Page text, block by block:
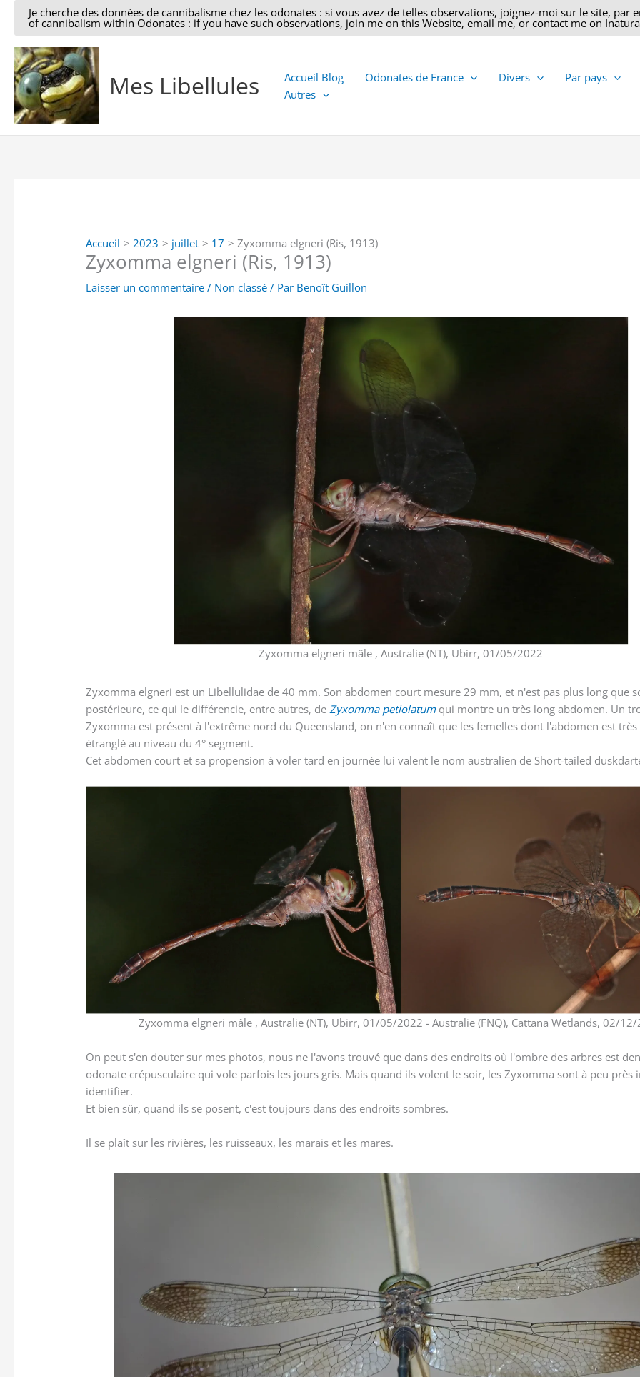
Je cherche des données de cannibalisme chez les odonates : si vous avez de telles observations, joignez-moi sur le site,
of cannibalism within Odonates : if you have such observations, join me on this Website, email me, or contact me on
Mes Libellules Accueil Blog Odonates de France Divers Par pays
Autres
Accueil 2023 juillet 17 Zyxomma elgneri (Ris, 1913)
Zyxomma elgneri (Ris, 1913)
Laisser un commentaire / Non classé / Par Benoît Guillon
Zyxomma elgneri mâle , Australie (NT), Ubirr, 01/05/2022
Zyxomma elgneri est un Libellulidae de 40 mm. Son abdomen court mesure 29 mm, et n'est pas plus long que
postérieure, ce qui le différencie, entre autres, deZyxomma petiolatumqui montre un très long abdomen. Un
Zyxomma est présent à l'extrême nord du Queensland, on n'en connaît que les femelles dont l'abdomen est
étranglé au niveau du 4° segment.
Cet abdomen court et sa propension à voler tard en journée lui valent le nom australien de Short-tailed
Zyxomma elgneri mâle , Australie (NT), Ubirr, 01/05/2022 - Australie (FNQ), Cattana Wetlands, 02/
On peut s'en douter sur mes photos, nous ne l'avons trouvé que dans des endroits où l'ombre des arbres est
odonate crépusculaire qui vole parfois les jours gris. Mais quand ils volent le soir, les Zyxomma sont à peu près
identifier.
Et bien sûr, quand ils se posent, c'est toujours dans des endroits sombres.
Il se plaît sur les rivières, les ruisseaux, les marais et les mares.